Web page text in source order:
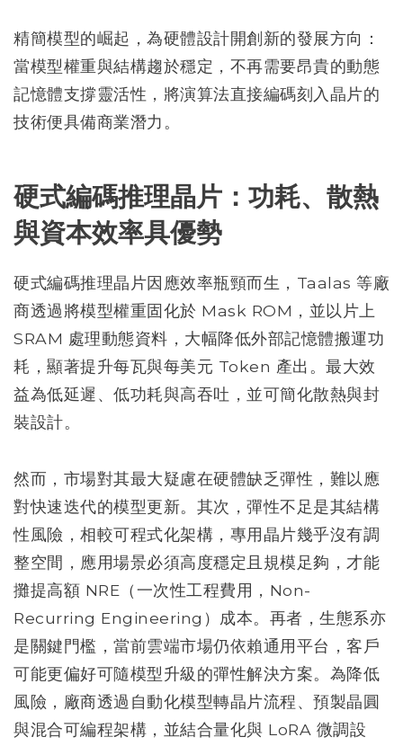
精簡模型的崛起，為硬體設計開創新的發展方向：
當模型權重與結構趨於穩定，不再需要昂貴的動態
記憶體支撐靈活性，將演算法直接編碼刻入晶片的
技術便具備商業潛力。
硬式編碼推理晶片：功耗、散熱
與資本效率具優勢
硬式編碼推理晶片因應效率瓶頸而生，Taalas 等廠
商透過將模型權重固化於 Mask ROM，並以片上
SRAM 處理動態資料，大幅降低外部記憶體搬運功
耗，顯著提升每瓦與每美元 Token 產出。最大效
益為低延遲、低功耗與高吞吐，並可簡化散熱與封
裝設計。
然而，市場對其最大疑慮在硬體缺乏彈性，難以應
對快速迭代的模型更新。其次，彈性不足是其結構
性風險，相較可程式化架構，專用晶片幾乎沒有調
整空間，應用場景必須高度穩定且規模足夠，才能
攤提高額 NRE（一次性工程費用，Non-
Recurring Engineering）成本。再者，生態系亦
是關鍵門檻，當前雲端市場仍依賴通用平台，客戶
可能更偏好可隨模型升級的彈性解決方案。為降低
風險，廠商透過自動化模型轉晶片流程、預製晶圓
與混合可編程架構，並結合量化與 LoRA 微調設